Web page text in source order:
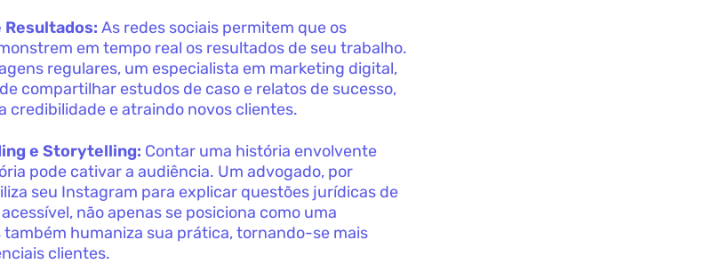
Resultados: As redes sociais permitem que os
em tempo real os resultados de seu trabalho.
regulares, um especialista em marketing digital,
compartilhar estudos de caso e relatos de sucesso,
credibilidade e atraindo novos clientes.
e Storytelling: Contar uma história envolvente
pode cativar a audiência. Um advogado, por
seu Instagram para explicar questões jurídicas de
não apenas se posiciona como uma
também humaniza sua prática, tornando-se mais
clientes.